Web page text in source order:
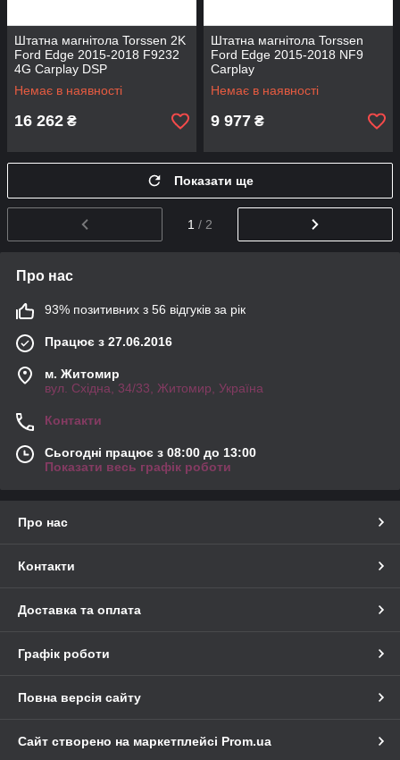
Штатна магнітола Torssen 2K
Ford Edge 2015-2018 F9232
4G Carplay DSP
Немає в наявності
16 262 ₴
Штатна магнітола Torssen
Ford Edge 2015-2018 NF9
Carplay
Немає в наявності
9 977 ₴
Показати ще
1 / 2
Про нас
93% позитивних з 56 відгуків за рік
Працює з 27.06.2016
м. Житомир
вул. Східна, 34/33, Житомир, Україна
Контакти
Сьогодні працює з 08:00 до 13:00
Показати весь графік роботи
Про нас
Контакти
Доставка та оплата
Графік роботи
Повна версія сайту
Сайт створено на маркетплейсі Prom.ua